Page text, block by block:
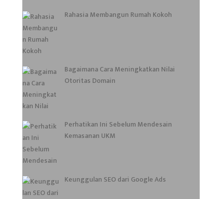
Rahasia Membangun Rumah Kokoh
Bagaimana Cara Meningkatkan Nilai
Otoritas Domain
Perhatikan Ini Sebelum Mendesain
Kemasanan UKM
Keunggulan SEO dari Google Ads